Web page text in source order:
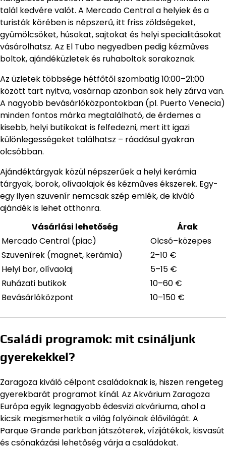
talál kedvére valót. A Mercado Central a helyiek és a
turisták körében is népszerű, itt friss zöldségeket,
gyümölcsöket, húsokat, sajtokat és helyi specialitásokat
vásárolhatsz. Az El Tubo negyedben pedig kézműves
boltok, ajándéküzletek és ruhaboltok sorakoznak.
Az üzletek többsége hétfőtől szombatig 10:00–21:00
között tart nyitva, vasárnap azonban sok hely zárva van.
A nagyobb bevásárlóközpontokban (pl. Puerto Venecia)
minden fontos márka megtalálható, de érdemes a
kisebb, helyi butikokat is felfedezni, mert itt igazi
különlegességeket találhatsz – ráadásul gyakran
olcsóbban.
Ajándéktárgyak közül népszerűek a helyi kerámia
tárgyak, borok, olívaolajok és kézműves ékszerek. Egy-
egy ilyen szuvenír nemcsak szép emlék, de kiváló
ajándék is lehet otthonra.
Vásárlási lehetőség
Árak
Mercado Central (piac)
Olcsó–közepes
Szuvenírek (magnet, kerámia)
2–10 €
Helyi bor, olívaolaj
5–15 €
Ruházati butikok
10–60 €
Bevásárlóközpont
10–150 €
Családi programok: mit csináljunk
gyerekekkel?
Zaragoza kiváló célpont családoknak is, hiszen rengeteg
gyerekbarát programot kínál. Az Akvárium Zaragoza
Európa egyik legnagyobb édesvizi akváriuma, ahol a
kicsik megismerhetik a világ folyóinak élővilágát. A
Parque Grande parkban játszóterek, vízijátékok, kisvasút
és csónakázási lehetőség várja a családokat.